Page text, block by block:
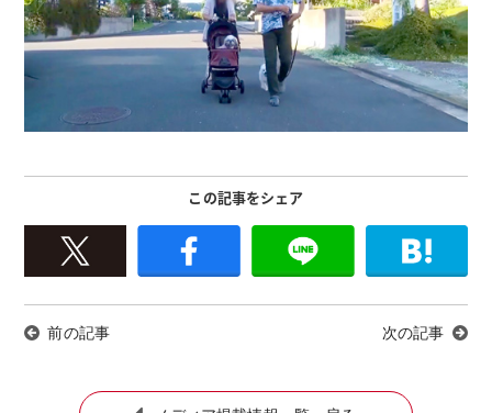
この記事をシェア
前の記事 次の記事